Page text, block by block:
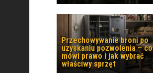
Przechowywanie broni po
uzyskaniu pozwolenia – co
mówi prawo i jak wybrać
właściwy sprzęt